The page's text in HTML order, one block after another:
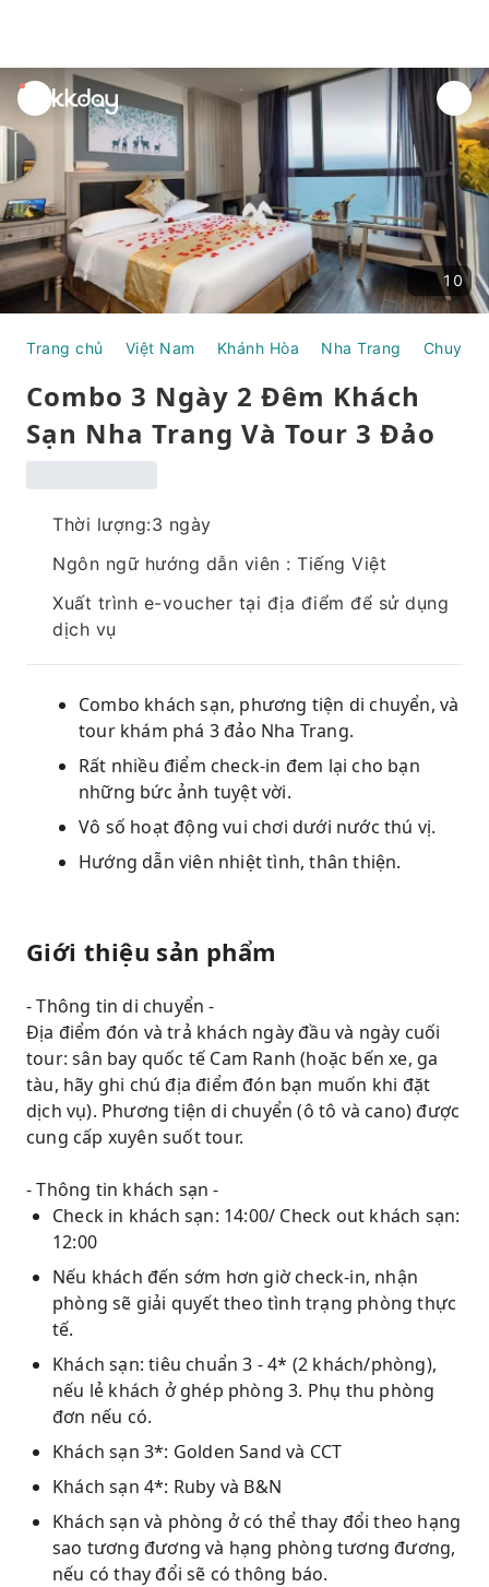
unread
notifications
10
Trang chủ Việt Nam Khánh Hòa Nha Trang Chuyến
Combo 3 Ngày 2 Đêm Khách
Sạn Nha Trang Và Tour 3 Đảo
Thời lượng:3 ngày
Ngôn ngữ hướng dẫn viên : Tiếng Việt
Xuất trình e-voucher tại địa điểm để sử dụng
dịch vụ
Combo khách sạn, phương tiện di chuyển, và
tour khám phá 3 đảo Nha Trang.
Rất nhiều điểm check-in đem lại cho bạn
những bức ảnh tuyệt vời.
Vô số hoạt động vui chơi dưới nước thú vị.
Hướng dẫn viên nhiệt tình, thân thiện.
Giới thiệu sản phẩm
- Thông tin di chuyển -
Địa điểm đón và trả khách ngày đầu và ngày cuối
tour: sân bay quốc tế Cam Ranh (hoặc bến xe, ga
tàu, hãy ghi chú địa điểm đón bạn muốn khi đặt
dịch vụ). Phương tiện di chuyển (ô tô và cano) được
cung cấp xuyên suốt tour.
- Thông tin khách sạn -
Check in khách sạn: 14:00/ Check out khách sạn:
12:00
Nếu khách đến sớm hơn giờ check-in, nhận
phòng sẽ giải quyết theo tình trạng phòng thực
tế.
Khách sạn: tiêu chuẩn 3 - 4* (2 khách/phòng),
nếu lẻ khách ở ghép phòng 3. Phụ thu phòng
đơn nếu có.
Khách sạn 3*: Golden Sand và CCT
Khách sạn 4*: Ruby và B&N
Khách sạn và phòng ở có thể thay đổi theo hạng
sao tương đương và hạng phòng tương đương,
nếu có thay đổi sẽ có thông báo.